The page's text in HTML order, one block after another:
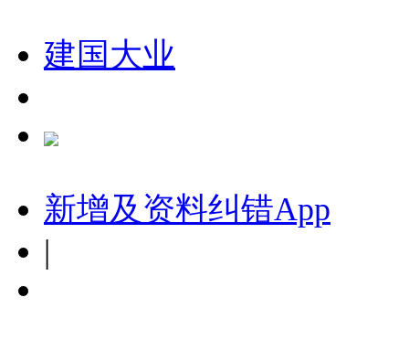
建国大业
新增及资料纠错App
|